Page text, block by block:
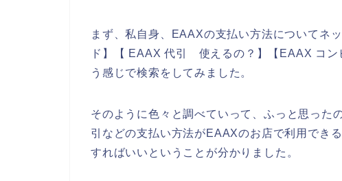
まず、私自身、EAAXの支払い方法についてネ
ド】【 EAAX 代引 使えるの？】【EAAX コ
う感じで検索をしてみました。
そのように色々と調べていって、ふっと思った
引などの支払い方法がEAAXのお店で利用でき
すればいいということが分かりました。